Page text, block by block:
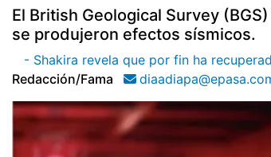
El British Geological Survey
se produjeron efectos sísmicos.
- Shakira revela que por fin ha
Redacción/fama